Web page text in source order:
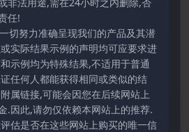
任!
切努力准确呈现我们的产品及其潜
实际结果示例的声明均可应要求进
示例均为特殊结果,不适用于普通
任何人都能获得相同或类似的结
属链接,可能会因您在后续网站上
.因此,请勿仅依赖本网站上的推荐.
估是否在这些网站上购买的唯一信